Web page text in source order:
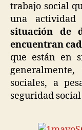
trabajo social
una
situación de
encuentran
que están en
sociales, a
seguridad